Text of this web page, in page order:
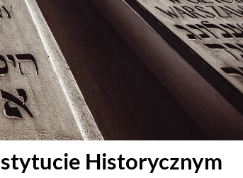
Historycznym